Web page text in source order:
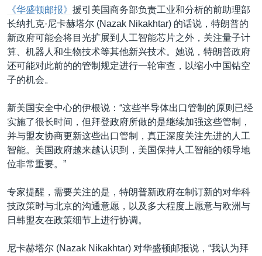
《华盛顿邮报》 援引美国商务部负责工业和分析的前助理部
长纳扎克·尼卡赫塔尔 (Nazak Nikakhtar) 的话说，特朗普的
新政府可能会将目光扩展到人工智能芯片之外，关注量子计
算、机器人和生物技术等其他新兴技术。她说，特朗普政府
还可能对此前的的管制规定进行一轮审查，以缩小中国钻空
子的机会。
新美国安全中心的伊根说：“这些半导体出口管制的原则已经
实施了很长时间，但拜登政府所做的是继续加强这些管制，
并与盟友协商更新这些出口管制，真正深度关注先进的人工
智能。美国政府越来越认识到，美国保持人工智能的领导地
位非常重要。”
专家提醒，需要关注的是，特朗普新政府在制订新的对华科
技政策时与北京的沟通意愿，以及多大程度上愿意与欧洲与
日韩盟友在政策细节上进行协调。
尼卡赫塔尔 (Nazak Nikakhtar) 对华盛顿邮报说，“我认为拜